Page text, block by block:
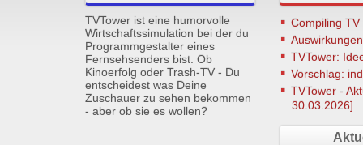
TVTower ist eine humorvolle
Wirtschaftssimulation bei der du
Programmgestalter eines
Fernsehsenders bist. Ob
Kinoerfolg oder Trash-TV - Du
entscheidest was Deine
Zuschauer zu sehen bekommen
- aber ob sie es wollen?
Compiling TV
TVTower:
Vorschlag:
TVTower -
30.03.2026]